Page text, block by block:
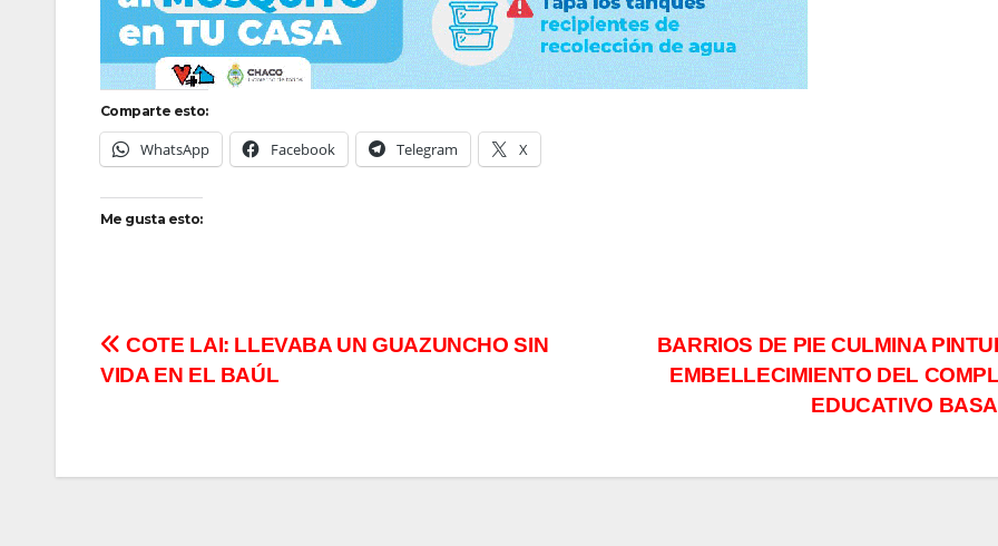
Comparte esto:
WhatsApp Facebook Telegram X
Me gusta esto:
Navegación
BARRIOS DE PIE CULMINA
EMBELLECIMIENTO DEL
EDUCATIVO
COTE LAI: LLEVABA UN GUAZUNCHO SIN
VIDA EN EL BAÚL